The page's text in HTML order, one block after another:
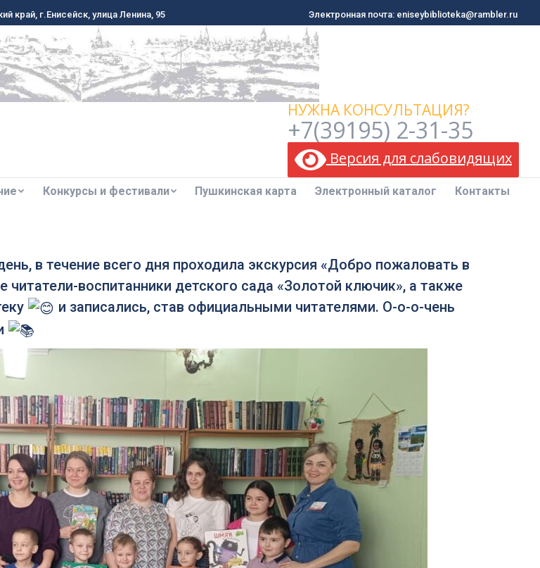
край, г.Енисейск, улица Ленина, 95 Электронная почта: eniseybiblioteka@rambler.ru
НУЖНА КОНСУЛЬТАЦИЯ?
+7(39195) 2-31-35
Версия для слабовидящих
Конкурсы и фестивали Пушкинская карта Электронный каталог Контакты
в течение всего дня проходила экскурсия «Добро пожаловать в
воспитанники детского сада «Золотой ключик», а также
и записались, став официальными читателями. О-о-о-чень
край, г.Енисейск, улица Ленина, 95 Электронная почта: eniseybiblioteka@rambler.ru
Конкурсы и фестивали Пушкинская карта Электронный каталог